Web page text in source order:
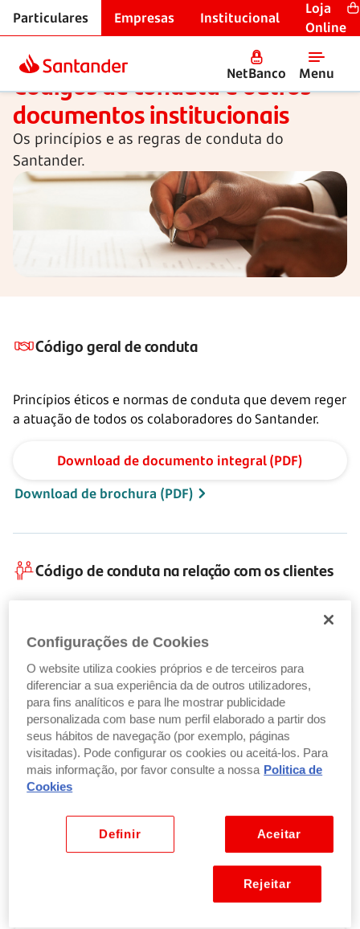
Particulares Empresas Institucional
Loja
Online
NetBanco Menu
Início
Códigos de conduta e outros
documentos institucionais
Os princípios e as regras de conduta do
Santander.
Código geral de conduta
Princípios éticos e normas de conduta que devem reger
a atuação de todos os colaboradores do Santander.
Download de documento integral (PDF)
Download de brochura (PDF)
Código de conduta na relação com os clientes
observados pelo Santander na relação com os clientes
e na tutela dos seus interesses.
Download de documento (PDF)
Plano de Prevenção de Riscos de Corrupção e
O Santander tem o compromisso de respeitar e criar
condições para o cumprimento das regras em matéria
Configurações de Cookies
O website utiliza cookies próprios e de terceiros para
diferenciar a sua experiência da de outros utilizadores,
para fins analíticos e para lhe mostrar publicidade
personalizada com base num perfil elaborado a partir dos
seus hábitos de navegação (por exemplo, páginas
visitadas). Pode configurar os cookies ou aceitá-los. Para
mais informação, por favor consulte a nossa Politica de
Cookies
Aceitar
Definir
Rejeitar